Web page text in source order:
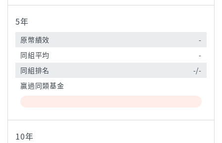
5年
原幣績效
-
同組平均
-
同組排名
-/-
贏過同類基金
10年